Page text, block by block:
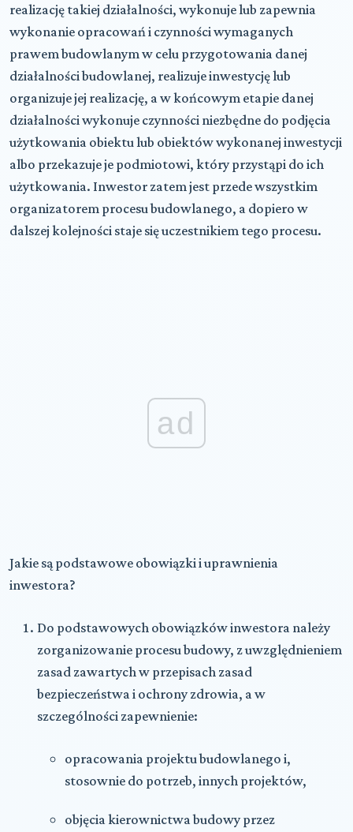
realizację takiej działalności, wykonuje lub zapewnia
wykonanie opracowań i czynności wymaganych
prawem budowlanym w celu przygotowania danej
działalności budowlanej, realizuje inwestycję lub
organizuje jej realizację, a w końcowym etapie danej
działalności wykonuje czynności niezbędne do podjęcia
użytkowania obiektu lub obiektów wykonanej inwestycji
albo przekazuje je podmiotowi, który przystąpi do ich
użytkowania. Inwestor zatem jest przede wszystkim
organizatorem procesu budowlanego, a dopiero w
dalszej kolejności staje się uczestnikiem tego procesu.
ad
Jakie są podstawowe obowiązki i uprawnienia
inwestora?
Do podstawowych obowiązków inwestora należy
zorganizowanie procesu budowy, z uwzględnieniem
zasad zawartych w przepisach zasad
bezpieczeństwa i ochrony zdrowia, a w
szczególności zapewnienie:
opracowania projektu budowlanego i,
stosownie do potrzeb, innych projektów,
objęcia kierownictwa budowy przez